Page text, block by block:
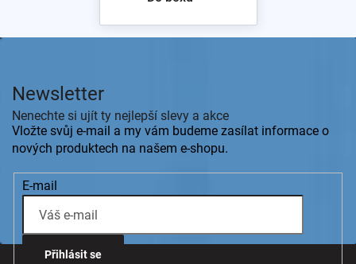
Z
Newsletter
Nenechte si ujít ty nejlepší slevy a akce
Vložte svůj e-mail a my vám budeme zasílat informace o
nových produktech na našem e-shopu.
E-mail
Přihlásit se